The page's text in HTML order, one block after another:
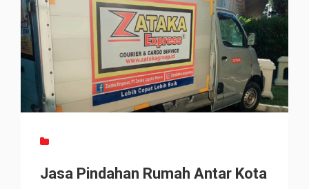
Jasa Pindahan Rumah Antar Kota